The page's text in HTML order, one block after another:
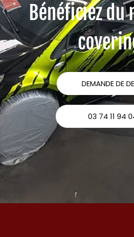
Bénéficiez
DEMANDE DE
03 74 11 94